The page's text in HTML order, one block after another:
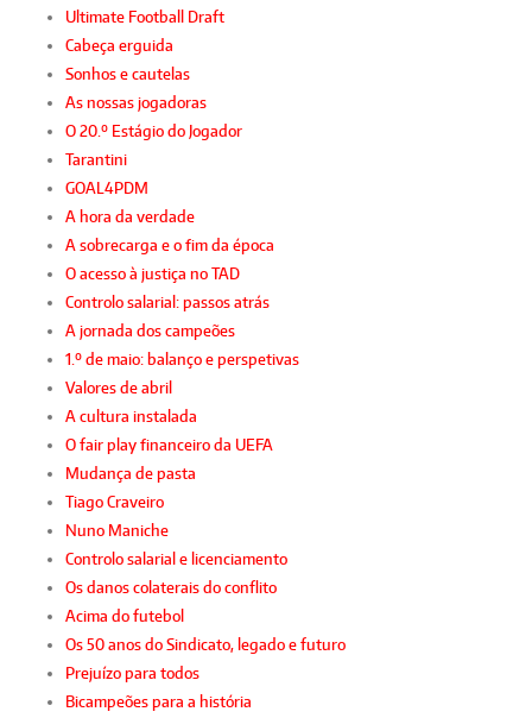
Ultimate Football Draft
Cabeça erguida
Sonhos e cautelas
As nossas jogadoras
O 20.º Estágio do Jogador
Tarantini
GOAL4PDM
A hora da verdade
A sobrecarga e o fim da época
O acesso à justiça no TAD
Controlo salarial: passos atrás
A jornada dos campeões
1.º de maio: balanço e perspetivas
Valores de abril
A cultura instalada
O fair play financeiro da UEFA
Mudança de pasta
Tiago Craveiro
Nuno Maniche
Controlo salarial e licenciamento
Os danos colaterais do conflito
Acima do futebol
Os 50 anos do Sindicato, legado e futuro
Prejuízo para todos
Bicampeões para a história